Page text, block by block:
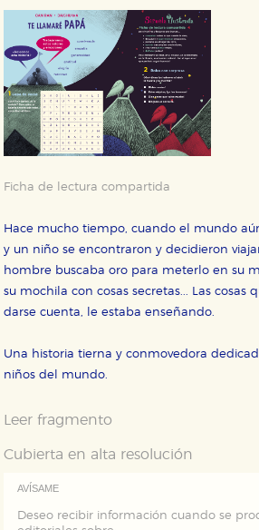
Ficha de lectura compartida
Hace mucho tiempo, cuando el mundo
y un niño se encontraron y decidieron
hombre buscaba oro para meterlo en su
su mochila con cosas secretas... Las cosas
darse cuenta, le estaba enseñando.
Una historia tierna y conmovedora
niños del mundo.
Leer fragmento
Cubierta en alta resolución
AVÍSAME
Deseo recibir información cuando se
CONFIGURACIÓN DE
HABILITAR TODO
Cookies necesarias
Estas cookies son necesarias para
web funcione y no es posible
nuestro sistema. Es posible
navegador, pero en ese caso es
Cookies de rendimiento y analíticas
nuestro sitio web. Almacenan
vez que nos visita. La información
tanto, es anónima.
Cookies de publicidad y redes
publicitarios y se utilizan para